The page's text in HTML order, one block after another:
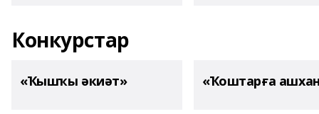
Конкурстар
«Ҡышҡы әкиәт» «Ҡоштарға